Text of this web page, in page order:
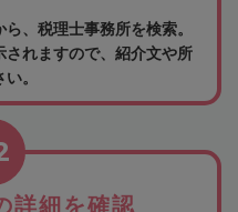
、税理士事務所を検索。
れますので、紹介文や所
。
詳細を確認